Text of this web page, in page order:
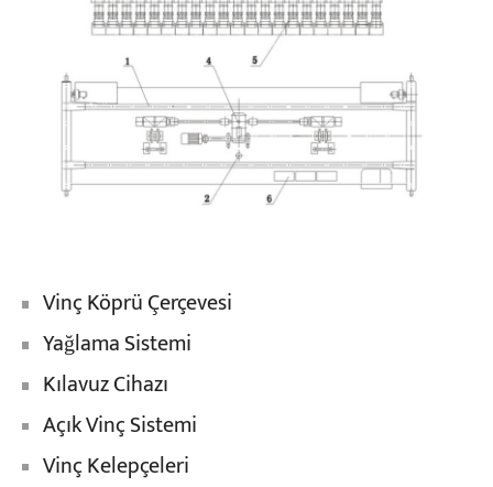
Vinç Köprü Çerçevesi
Yağlama Sistemi
Kılavuz Cihazı
Açık Vinç Sistemi
Vinç Kelepçeleri